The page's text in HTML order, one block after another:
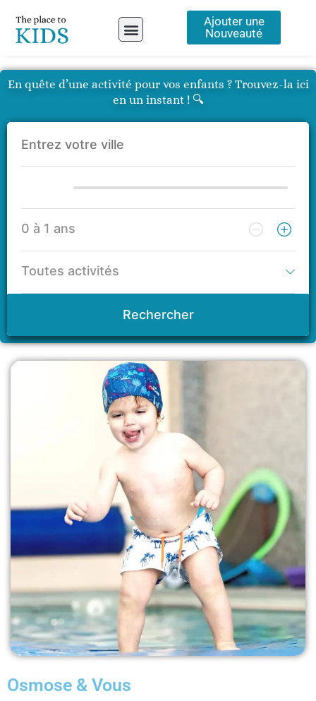
contenu
Ajouter une
Nouveauté
En quête d’une activité pour vos enfants ? Trouvez-la ici
en un instant ! 🔍
Rechercher
Osmose & Vous